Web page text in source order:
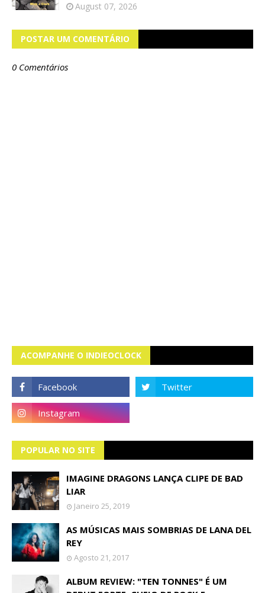
August 07, 2026
POSTAR UM COMENTÁRIO
0 Comentários
ACOMPANHE O INDIEOCLOCK
POPULAR NO SITE
IMAGINE DRAGONS LANÇA CLIPE DE BAD
LIAR
Janeiro 25, 2019
AS MÚSICAS MAIS SOMBRIAS DE LANA DEL
REY
Agosto 21, 2017
ALBUM REVIEW: "TEN TONNES" É UM